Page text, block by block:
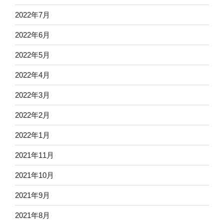
2022年7月
2022年6月
2022年5月
2022年4月
2022年3月
2022年2月
2022年1月
2021年11月
2021年10月
2021年9月
2021年8月